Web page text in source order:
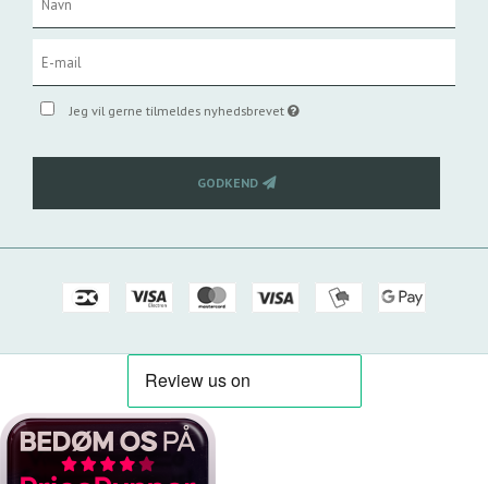
Jeg vil gerne tilmeldes nyhedsbrevet
GODKEND